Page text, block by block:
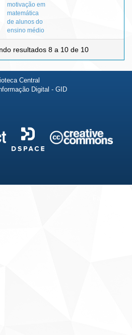
motivação em
matemática
de alunos do
ensino médio
resultados 8 a 10 de 10
Central
Digital - GID